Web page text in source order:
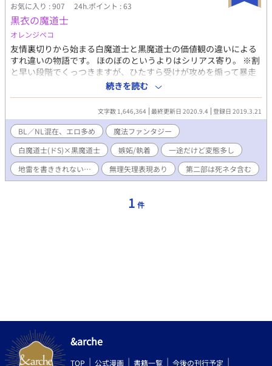
お気に入り : 907 24h.ポイント : 63
黒衣の魔道士
オレンジペコ
友情裏切りから始まる白魔道士と黒魔道士の価値観の違いによる
すれ違いの物語です。 ほのぼのというよりはシリアス寄り。 ※割
と早い段階でくっつきますが、ひたすら受けが攻めを煽って暴走
させては痛い目に合う…そんな作品だと思います。他の作品とは
違ってRはガッツリめ。処女作故に個人的な趣味を詰め込んだ作品
となっております。 ※ある意味調教物語なので、行為は段々エス
カレートします。それを踏まえた上で何でも大丈夫な方のみお読
みください。 ※話の都合上一部NLシーン、一部3Pシーンも含まれ
ます。その他、無理矢理シーンや女装シーン、後半に向かって玩
具責め等色々含まれますので、地雷があった場合は速やかにブラ
ウザバックしていただけますよう宜しくお願い致します。 諸々自
己防衛してください(>人<;) ※第二部の前半部分が第一部導入部と
い。 第二部はソレーユのお話で、騎士×皇太子メインとなりま
す。初っ端に死ネタがありますので苦手な方はご注意ください。
続きを読む
文字数 1,646,364 最終更新日 2020.9.4 登録日 2019.3.21
BL／NL混在、エロ多め
魔法ファンタジー
白魔道士(ドS)×黒魔道士
嫉妬/執着
一途だけど変態多し
地雷を書ききれない…
無理矢理表現あり 第二部は死ネタ含む
1 件
&arche
TOP 公式漫画 書籍一覧 今後の刊行予定